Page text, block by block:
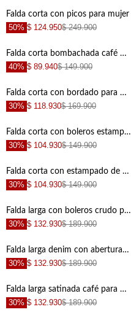
+
+
+
+
+
Falda corta con picos para mujer
50% $ 124.950$ 249.900
+
Falda corta bombachada café para mujer
40% $ 89.940$ 149.900
+
Falda corta con bordado para mujer
30% $ 118.930$ 169.900
+
Falda corta con boleros estampada de silueta ajustada para mujer
30% $ 104.930$ 149.900
Falda corta con estampado de flores con diseño limpio para mujer
30% $ 104.930$ 149.900
Falda larga con boleros crudo para mujer
30% $ 132.930$ 189.900
Falda larga denim con aberturas azul para mujer
30% $ 132.930$ 189.900
Falda larga satinada café para mujer
30% $ 132.930$ 189.900